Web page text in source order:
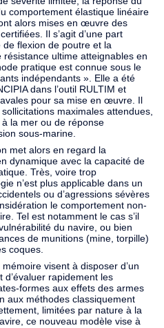
comportement élastique linéaire
alors mises en œuvre des
Il s’agit d’une part
de flexion de poutre et la
ultime atteignables en
pratique est connue sous le
indépendants ». Elle a été
dans l’outil RULTIM et
pour sa mise en œuvre. Il
sollicitations maximales attendues,
la mer ou de réponse
sous-marine.
met alors en regard la
dynamique avec la capacité de
Très, voire trop
n’est plus applicable dans un
ou d’agressions sévères
le comportement non-
Tel est notamment le cas s’il
du navire, ou bien
de munitions (mine, torpille)
coques.
visent à disposer d’un
rapidement les
formes aux effets des armes
aux méthodes classiquement
limitées par nature à la
ce nouveau modèle vise à